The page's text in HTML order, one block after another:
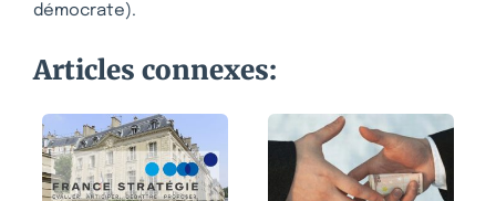
démocrate).
Articles connexes: